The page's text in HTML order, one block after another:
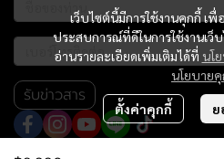
เว็บไซต์นี้มีการใช้งานคุกกี้ เ
ประสบการณ์ที่ดีในการใช้งานเว็
อ่านรายละเอียดเพิ่มเติมได้ที่ นโ
นโยบาย
ตั้งค่าคุกกี้ ย
รับข่าวสาร